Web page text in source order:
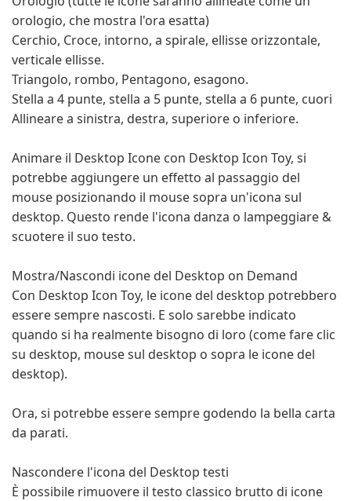
orologio, che mostra l'ora esatta)
Cerchio, Croce, intorno, a spirale, ellisse orizzontale,
verticale ellisse.
Triangolo, rombo, Pentagono, esagono.
Stella a 4 punte, stella a 5 punte, stella a 6 punte, cuori
Allineare a sinistra, destra, superiore o inferiore.
Animare il Desktop Icone con Desktop Icon Toy, si
potrebbe aggiungere un effetto al passaggio del
mouse posizionando il mouse sopra un'icona sul
desktop. Questo rende l'icona danza o lampeggiare &
scuotere il suo testo.
Mostra/Nascondi icone del Desktop on Demand
Con Desktop Icon Toy, le icone del desktop potrebbero
essere sempre nascosti. E solo sarebbe indicato
quando si ha realmente bisogno di loro (come fare clic
su desktop, mouse sul desktop o sopra le icone del
desktop).
Ora, si potrebbe essere sempre godendo la bella carta
da parati.
Nascondere l'icona del Desktop testi
È possibile rimuovere il testo classico brutto di icone